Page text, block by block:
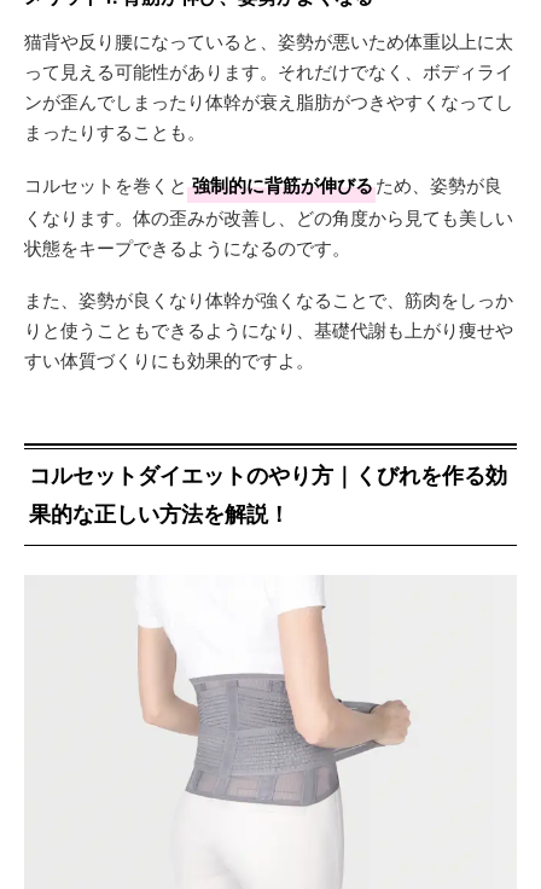
猫背や反り腰になっていると、姿勢が悪いため体重以上に太
って見える可能性があります。それだけでなく、ボディライ
ンが歪んでしまったり体幹が衰え脂肪がつきやすくなってし
まったりすることも。
コルセットを巻くと 強制的に背筋が伸びるため、姿勢が良
くなります。体の歪みが改善し、どの角度から見ても美しい
状態をキープできるようになるのです。
また、姿勢が良くなり体幹が強くなることで、筋肉をしっか
りと使うこともできるようになり、基礎代謝も上がり痩せや
すい体質づくりにも効果的ですよ。
コルセットダイエットのやり方｜くびれを作る効
果的な正しい方法を解説！